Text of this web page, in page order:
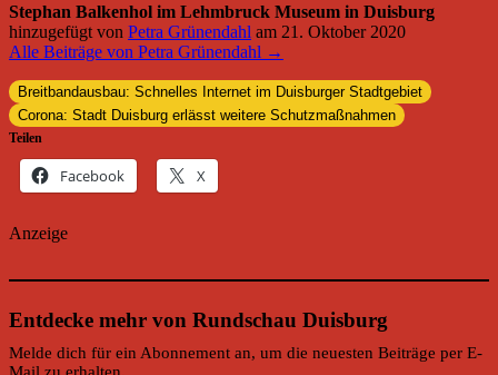
Stephan Balkenhol im Lehmbruck Museum in Duisburg
hinzugefügt von Petra Grünendahl am 21. Oktober 2020
Alle Beiträge von Petra Grünendahl →
Breitbandausbau: Schnelles Internet im Duisburger Stadtgebiet
Corona: Stadt Duisburg erlässt weitere Schutzmaßnahmen
Teilen
Facebook X
Anzeige
Entdecke mehr von Rundschau Duisburg
Melde dich für ein Abonnement an, um die neuesten Beiträge per E-